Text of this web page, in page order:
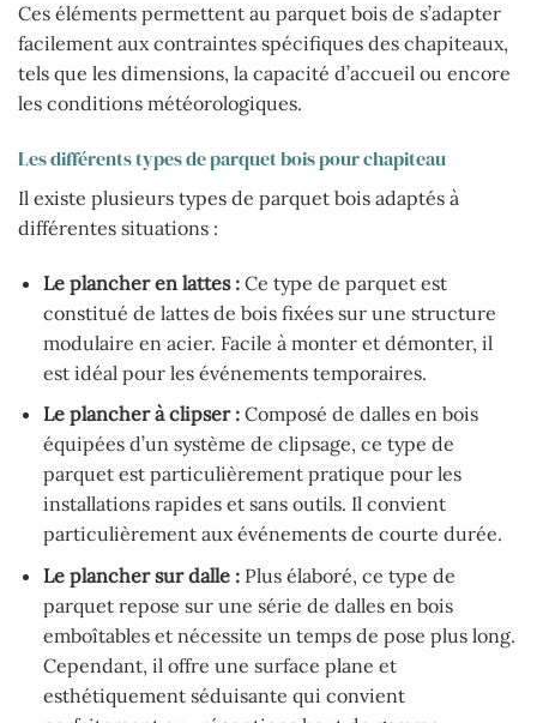
Ces éléments permettent au parquet bois de s’adapter
facilement aux contraintes spécifiques des chapiteaux,
tels que les dimensions, la capacité d’accueil ou encore
les conditions météorologiques.
Les différents types de parquet bois pour chapiteau
Il existe plusieurs types de parquet bois adaptés à
différentes situations :
Le plancher en lattes :Ce type de parquet est
constitué de lattes de bois fixées sur une structure
modulaire en acier. Facile à monter et démonter, il
est idéal pour les événements temporaires.
Le plancher à clipser :Composé de dalles en bois
équipées d’un système de clipsage, ce type de
parquet est particulièrement pratique pour les
installations rapides et sans outils. Il convient
particulièrement aux événements de courte durée.
Le plancher sur dalle :Plus élaboré, ce type de
parquet repose sur une série de dalles en bois
emboîtables et nécessite un temps de pose plus long.
Cependant, il offre une surface plane et
esthétiquement séduisante qui convient